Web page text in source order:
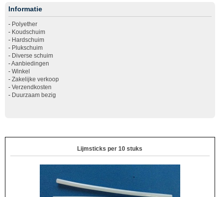
Informatie
- Polyether
- Koudschuim
- Hardschuim
- Plukschuim
- Diverse schuim
-Aanbiedingen
- Winkel
- Zakelijke verkoop
- Verzendkosten
- Duurzaam bezig
Lijmsticks per 10 stuks